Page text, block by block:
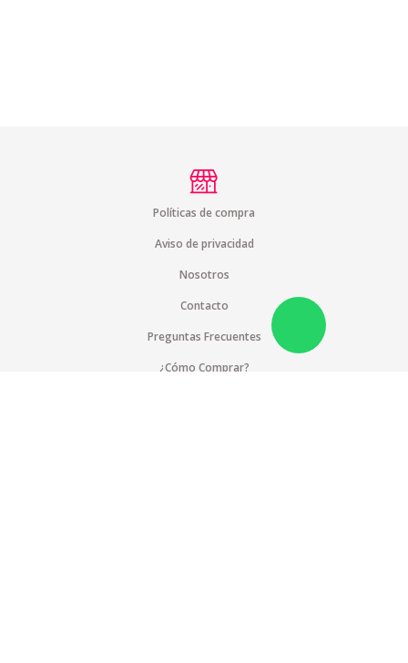
Políticas de compra
Aviso de privacidad
Nosotros
Contacto
Preguntas Frecuentes
¿Cómo Comprar?